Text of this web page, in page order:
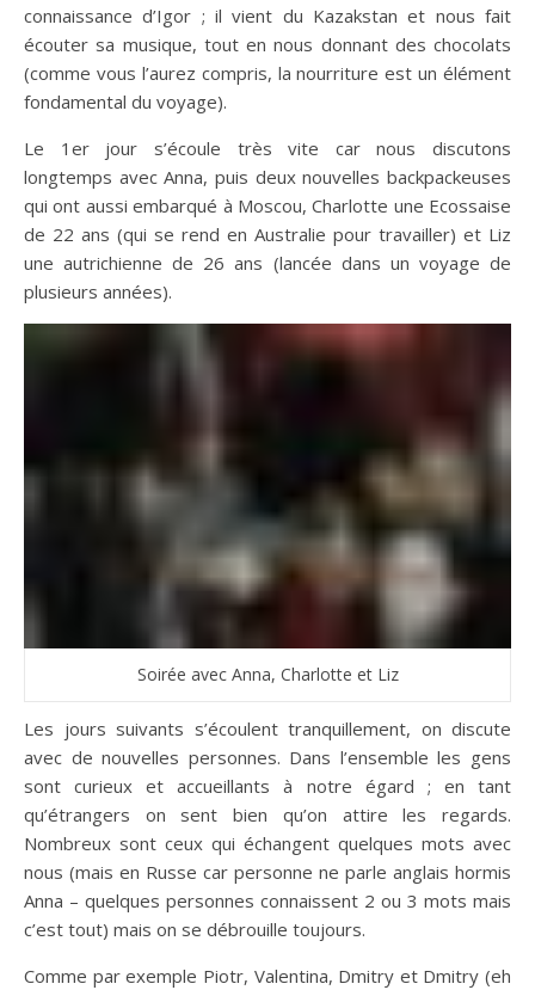
connaissance d’Igor ; il vient du Kazakstan et nous fait
écouter sa musique, tout en nous donnant des chocolats
(comme vous l’aurez compris, la nourriture est un élément
fondamental du voyage).
Le 1er jour s’écoule très vite car nous discutons
longtemps avec Anna, puis deux nouvelles backpackeuses
qui ont aussi embarqué à Moscou, Charlotte une Ecossaise
de 22 ans (qui se rend en Australie pour travailler) et Liz
une autrichienne de 26 ans (lancée dans un voyage de
plusieurs années).
Soirée avec Anna, Charlotte et Liz
Les jours suivants s’écoulent tranquillement, on discute
avec de nouvelles personnes. Dans l’ensemble les gens
sont curieux et accueillants à notre égard ; en tant
qu’étrangers on sent bien qu’on attire les regards.
Nombreux sont ceux qui échangent quelques mots avec
nous (mais en Russe car personne ne parle anglais hormis
Anna – quelques personnes connaissent 2 ou 3 mots mais
c’est tout) mais on se débrouille toujours.
Comme par exemple Piotr, Valentina, Dmitry et Dmitry (eh